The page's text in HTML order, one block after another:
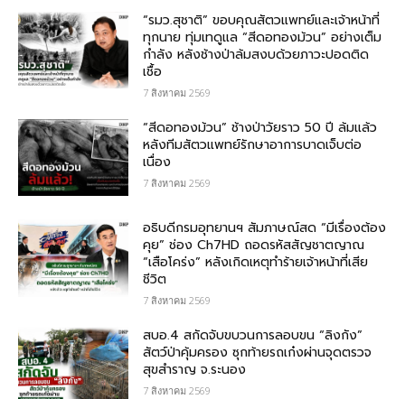
“รมว.สุชาติ” ขอบคุณสัตวแพทย์และเจ้าหน้าที่
ทุกนาย ทุ่มเทดูแล “สีดอทองม้วน” อย่างเต็ม
กำลัง หลังช้างป่าล้มสงบด้วยภาวะปอดติด
เชื้อ
7 สิงหาคม 2569
“สีดอทองม้วน” ช้างป่าวัยราว 50 ปี ล้มแล้ว
หลังทีมสัตวแพทย์รักษาอาการบาดเจ็บต่อ
เนื่อง
7 สิงหาคม 2569
อธิบดีกรมอุทยานฯ สัมภาษณ์สด “มีเรื่องต้อง
คุย” ช่อง Ch7HD ถอดรหัสสัญชาตญาณ
“เสือโคร่ง” หลังเกิดเหตุทำร้ายเจ้าหน้าที่เสีย
ชีวิต
7 สิงหาคม 2569
สบอ.4 สกัดจับขบวนการลอบขน “ลิงกัง”
สัตว์ป่าคุ้มครอง ซุกท้ายรถเก๋งผ่านจุดตรวจ
สุขสำราญ จ.ระนอง
7 สิงหาคม 2569